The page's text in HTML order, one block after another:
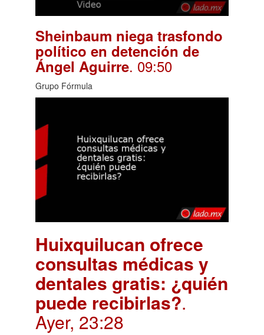
Sheinbaum niega trasfondo
político en detención de
Ángel Aguirre. 09:50
Grupo Fórmula
Huixquilucan ofrece
consultas médicas y
dentales gratis: ¿quién
puede recibirlas?.
Ayer, 23:28